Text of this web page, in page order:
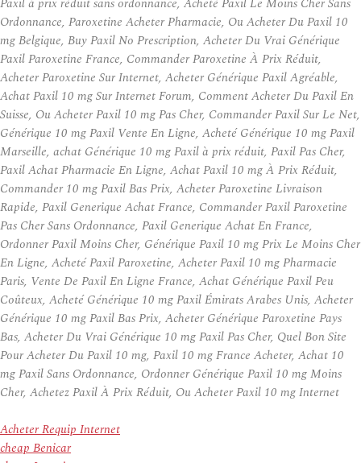
Ordonnance, Paroxetine Acheter Pharmacie, Ou Acheter Du Paxil 10
mg Belgique, Buy Paxil No Prescription, Acheter Du Vrai Générique
Paxil Paroxetine France, Commander Paroxetine À Prix Réduit,
Acheter Paroxetine Sur Internet, Acheter Générique Paxil Agréable,
Achat Paxil 10 mg Sur Internet Forum, Comment Acheter Du Paxil En
Suisse, Ou Acheter Paxil 10 mg Pas Cher, Commander Paxil Sur Le Net,
Générique 10 mg Paxil Vente En Ligne, Acheté Générique 10 mg Paxil
Marseille, achat Générique 10 mg Paxil à prix réduit, Paxil Pas Cher,
Paxil Achat Pharmacie En Ligne, Achat Paxil 10 mg À Prix Réduit,
Commander 10 mg Paxil Bas Prix, Acheter Paroxetine Livraison
Rapide, Paxil Generique Achat France, Commander Paxil Paroxetine
Pas Cher Sans Ordonnance, Paxil Generique Achat En France,
Ordonner Paxil Moins Cher, Générique Paxil 10 mg Prix Le Moins Cher
En Ligne, Acheté Paxil Paroxetine, Acheter Paxil 10 mg Pharmacie
Paris, Vente De Paxil En Ligne France, Achat Générique Paxil Peu
Coûteux, Acheté Générique 10 mg Paxil Émirats Arabes Unis, Acheter
Générique 10 mg Paxil Bas Prix, Acheter Générique Paroxetine Pays
Bas, Acheter Du Vrai Générique 10 mg Paxil Pas Cher, Quel Bon Site
Pour Acheter Du Paxil 10 mg, Paxil 10 mg France Acheter, Achat 10
mg Paxil Sans Ordonnance, Ordonner Générique Paxil 10 mg Moins
Cher, Achetez Paxil À Prix Réduit, Ou Acheter Paxil 10 mg Internet
Acheter Requip Internet
cheap Benicar